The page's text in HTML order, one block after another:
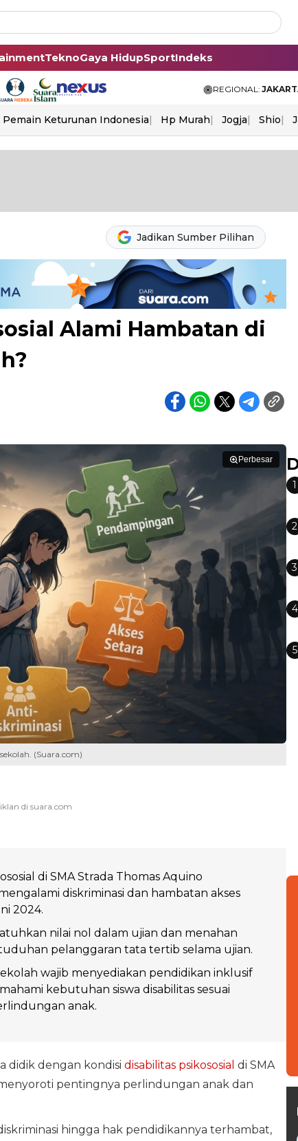
TeknoGaya HidupSportIndeks
REGIONAL:
Pemain Keturunan Indonesia Hp Murah Jogja Shio
Jadikan Sumber Pilihan
Alami Hambatan di
Perbesar
(Suara.com)
di SMA Strada Thomas Aquino
diskriminasi dan hambatan akses
2024.
nilai nol dalam ujian dan menahan
pelanggaran tata tertib selama ujian.
wajib menyediakan pendidikan inklusif
kebutuhan siswa disabilitas sesuai
anak.
didik dengan kondisi disabilitas psikososial di SMA
pentingnya perlindungan anak dan
hingga hak pendidikannya terhambat,
1
2
3
4
5